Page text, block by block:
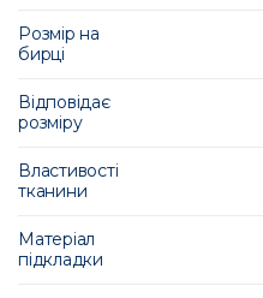
Розмір на
бирці
Відповідає
розміру
Властивості
тканини
Матеріал
підкладки